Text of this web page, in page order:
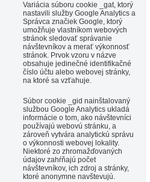
Variácia súboru cookie _gat, ktorý
nastavili služby Google Analytics a
Správca značiek Google, ktorý
umožňuje vlastníkom webových
stránok sledovať správanie
návštevníkov a merať výkonnosť
stránok. Prvok vzoru v názve
obsahuje jedinečné identifikačné
číslo účtu alebo webovej stránky,
na ktoré sa vzťahuje.
Súbor cookie _gid nainštalovaný
službou Google Analytics ukladá
informácie o tom, ako návštevníci
používajú webovú stránku, a
zároveň vytvára analytickú správu
o výkonnosti webovej lokality.
Niektoré zo zhromažďovaných
údajov zahŕňajú počet
návštevníkov, ich zdroj a stránky,
ktoré anonymne navštevujú.